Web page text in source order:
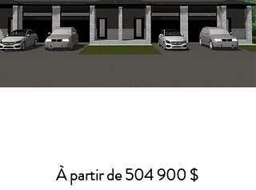
À partir de 504 900 $